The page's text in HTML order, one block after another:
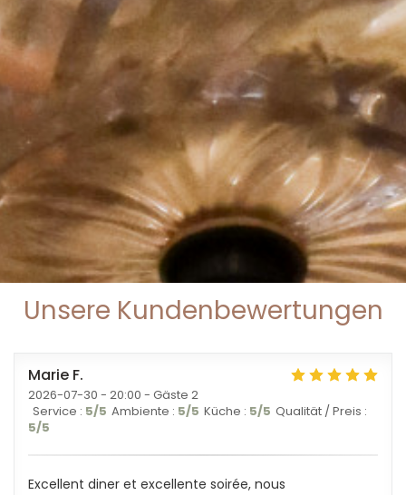
Unsere Kundenbewertungen
Marie F
2026-07-30 - 20:00 - Gäste 2
Service : 5/5 Ambiente : 5/5 Küche : 5/5 Qualität / Preis :
5/5
Excellent diner et excellente soirée, nous